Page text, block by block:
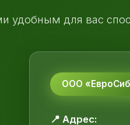
удобным для вас
ООО
📍 Адрес: